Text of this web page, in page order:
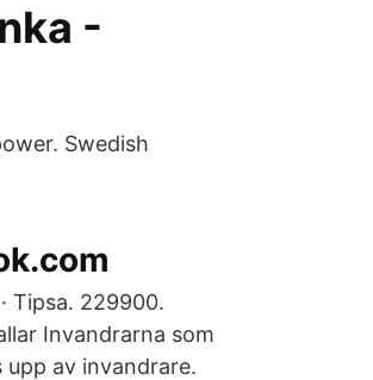
-
Swedish
Tipsa. 229900.
Invandrarna som
av invandrare.